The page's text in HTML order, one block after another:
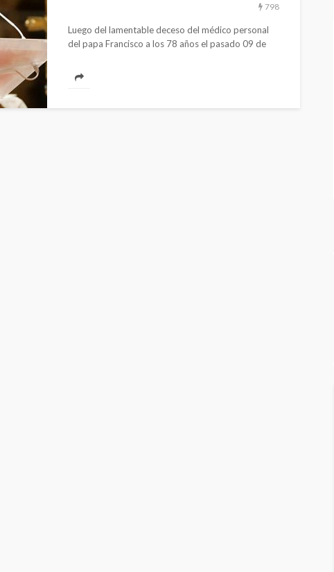
798
Luego del lamentable deceso del médico personal
del papa Francisco a los 78 años el pasado 09 de
El público como